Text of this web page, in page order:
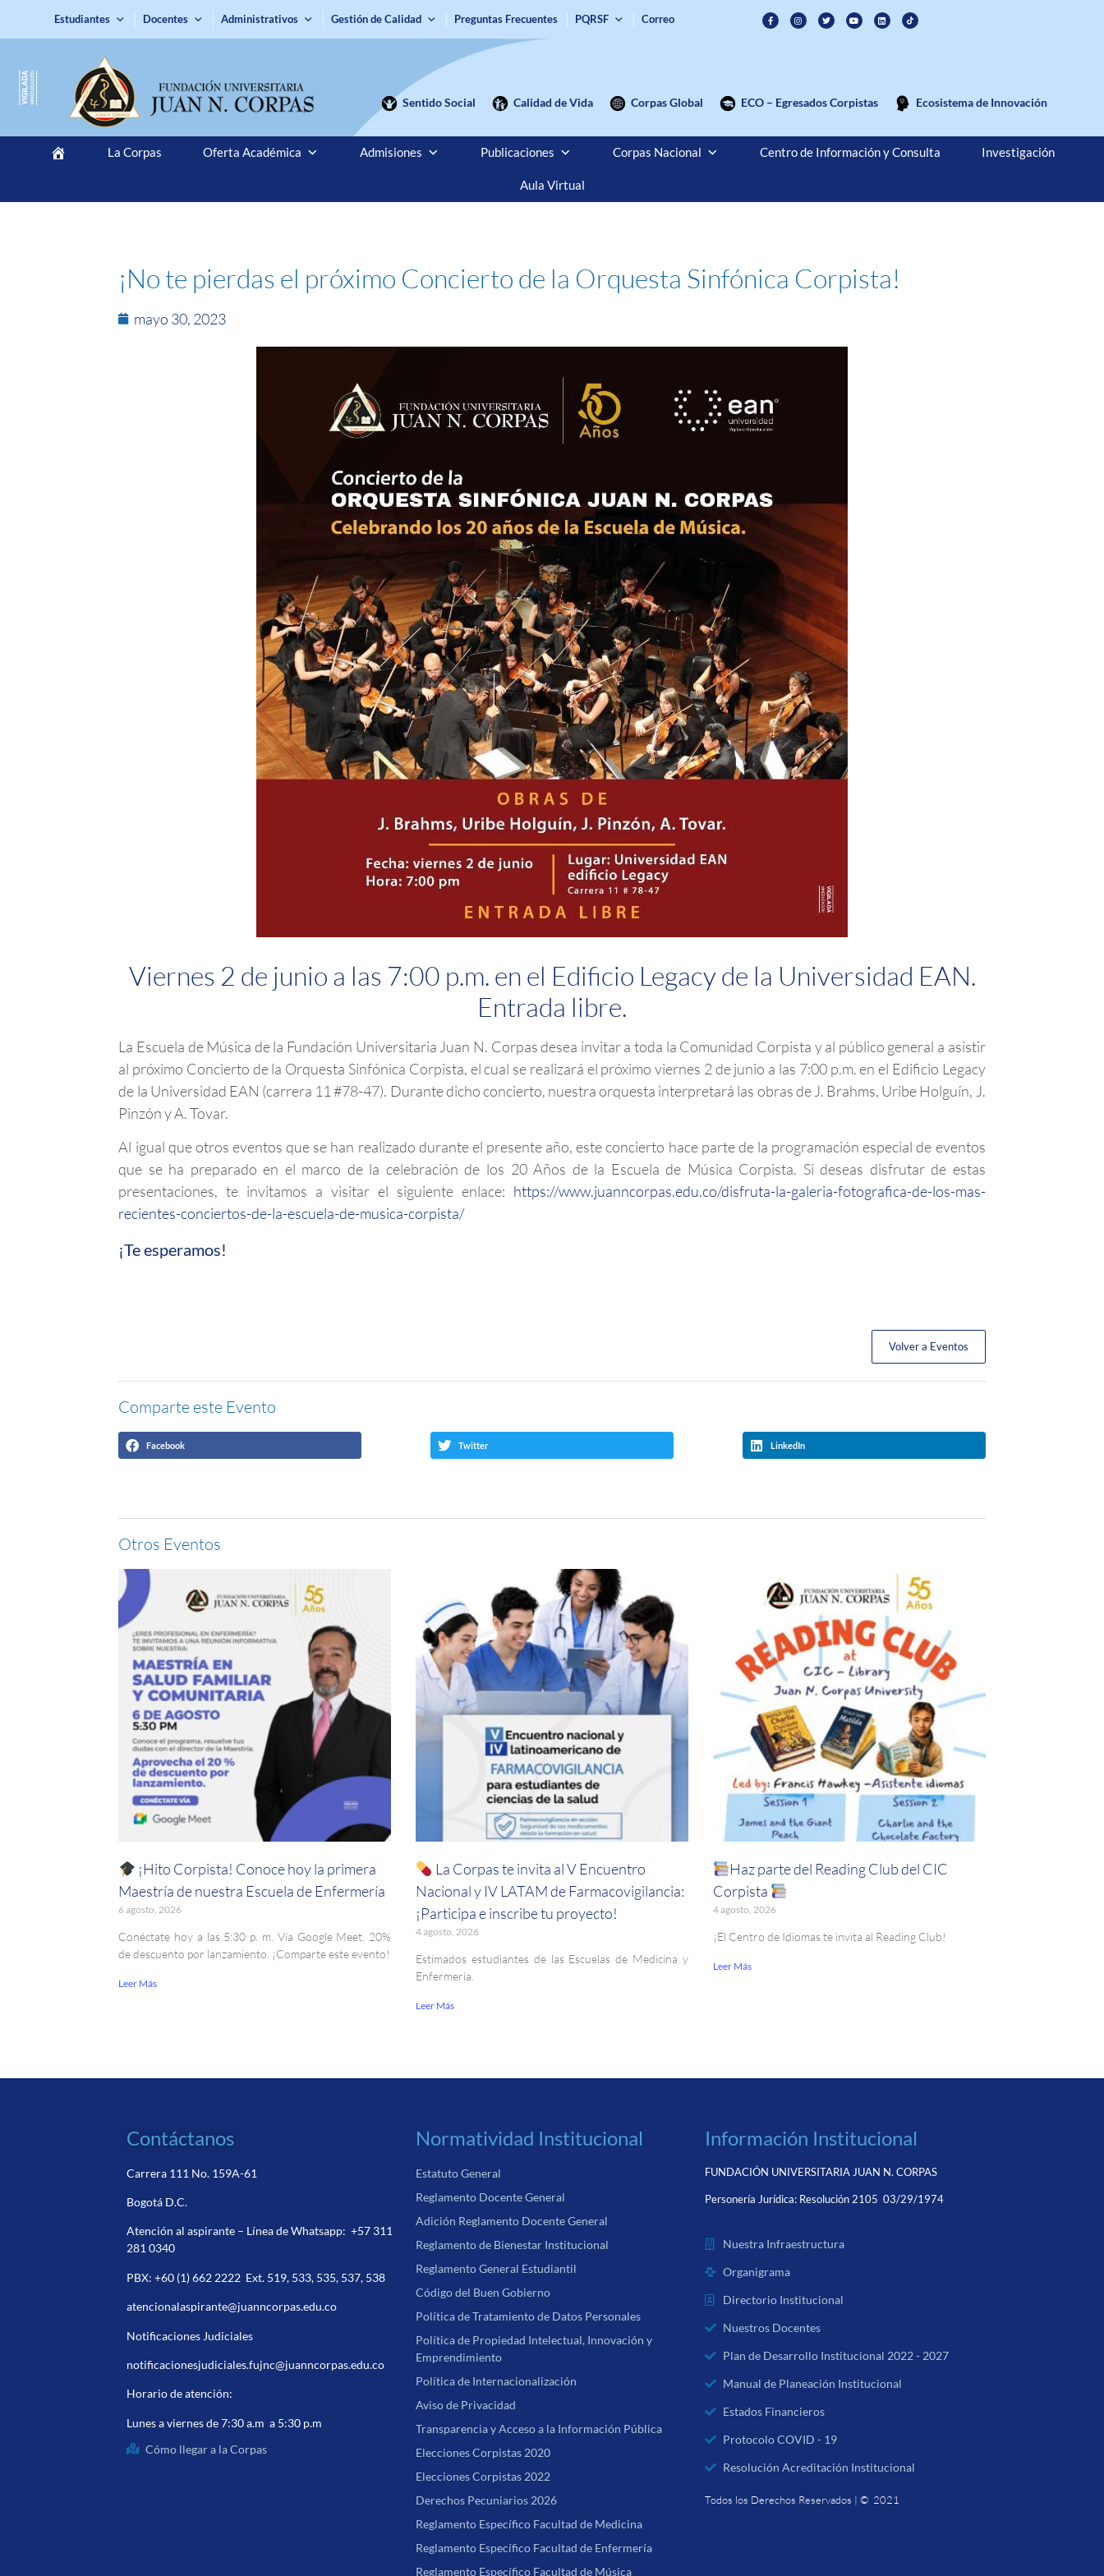
Estudiantes Docentes Administrativos Gestión de Calidad Preguntas Frecuentes PQRSF Correo
Sentido Social Calidad de Vida Corpas Global ECO – Egresados Corpistas Ecosistema de Innovación
La Corpas Oferta Académica Admisiones Publicaciones Corpas Nacional Centro de Información y Consulta Investigación
Aula Virtual
¡No te pierdas el próximo Concierto de la Orquesta Sinfónica Corpista!
mayo 30, 2023
Viernes 2 de junio a las 7:00 p.m. en el Edificio Legacy de la Universidad EAN.
Entrada libre.
La Escuela de Música de la Fundación Universitaria Juan N. Corpas desea invitar a toda la Comunidad Corpista y al público general a asistir
al próximo Concierto de la Orquesta Sinfónica Corpista, el cual se realizará el próximo viernes 2 de junio a las 7:00 p.m. en el Edificio Legacy
de la Universidad EAN (carrera 11 #78-47). Durante dicho concierto, nuestra orquesta interpretará las obras de J. Brahms, Uribe Holguín, J.
Pinzón y A. Tovar.
Al igual que otros eventos que se han realizado durante el presente año, este concierto hace parte de la programación especial de eventos
que se ha preparado en el marco de la celebración de los 20 Años de la Escuela de Música Corpista. Si deseas disfrutar de estas
presentaciones, te invitamos a visitar el siguiente enlace: https://www.juanncorpas.edu.co/disfruta-la-galeria-fotografica-de-los-mas-
recientes-conciertos-de-la-escuela-de-musica-corpista/
¡Te esperamos!
Volver a Eventos
Comparte este Evento
Facebook Twitter LinkedIn
Otros Eventos
¡Hito Corpista! Conoce hoy la primera
Maestría de nuestra Escuela de Enfermería
6 agosto, 2026
Conéctate hoy a las 5:30 p. m. Vía Google Meet. 20%
de descuento por lanzamiento. ¡Comparte este evento!
Leer Más
La Corpas te invita al V Encuentro
Nacional y IV LATAM de Farmacovigilancia:
¡Participa e inscribe tu proyecto!
4 agosto, 2026
Estimados estudiantes de las Escuelas de Medicina y
Enfermería.
Leer Más
Haz parte del Reading Club del CIC
Corpista
4 agosto, 2026
¡El Centro de Idiomas te invita al Reading Club!
Leer Más
Contáctanos
Carrera 111 No. 159A-61
Bogotá D.C.
Atención al aspirante – Línea de Whatsapp:+57 311
281 0340
PBX:+60 (1) 662 2222 Ext. 519, 533, 535, 537, 538
atencionalaspirante@juanncorpas.edu.co
Notificaciones Judiciales
notificacionesjudiciales.fujnc@juanncorpas.edu.co
Horario de atención:
Lunes a viernes de 7:30 a.m a 5:30 p.m
Cómo llegar a la Corpas
Normatividad Institucional
Estatuto General
Reglamento Docente General
Adición Reglamento Docente General
Reglamento de Bienestar Institucional
Reglamento General Estudiantil
Código del Buen Gobierno
Política de Tratamiento de Datos Personales
Política de Propiedad Intelectual, Innovación y
Emprendimiento
Política de Internacionalización
Aviso de Privacidad
Transparencia y Acceso a la Información Pública
Elecciones Corpistas 2020
Elecciones Corpistas 2022
Derechos Pecuniarios 2026
Reglamento Específico Facultad de Medicina
Reglamento Específico Facultad de Enfermería
Reglamento Específico Facultad de Música
Información Institucional
FUNDACIÓN UNIVERSITARIA JUAN N. CORPAS
Personería Jurídica: Resolución 2105 03/29/1974
Nuestra Infraestructura
Organigrama
Directorio Institucional
Nuestros Docentes
Plan de Desarrollo Institucional 2022 - 2027
Manual de Planeación Institucional
Estados Financieros
Protocolo COVID - 19
Resolución Acreditación Institucional
Todos los Derechos Reservados | © 2021